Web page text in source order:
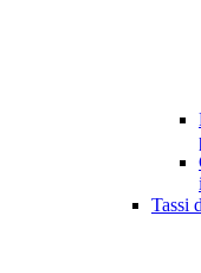
Tassi